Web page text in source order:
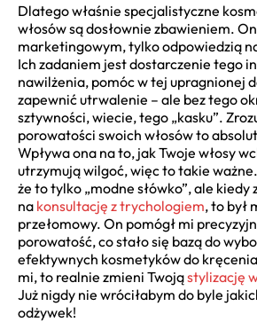
Dlatego właśnie specjalistyczne
włosów są dosłownie zbawieniem.
marketingowym, tylko odpowiedzią
Ich zadaniem jest dostarczenie tego
nawilżenia, pomóc w tej upragnionej
zapewnić utrwalenie – ale bez tego
sztywności, wiecie, tego „kasku”.
porowatości swoich włosów to
Wpływa ona na to, jak Twoje włosy
utrzymują wilgoć, więc to takie
że to tylko „modne słówko”, ale kiedy
na konsultację z trychologiem, to był
przełomowy. On pomógł mi
porowatość, co stało się bazą do
efektywnych kosmetyków do
mi, to realnie zmieni Twojąstylizację
Już nigdy nie wróciłabym do byle
odżywek!